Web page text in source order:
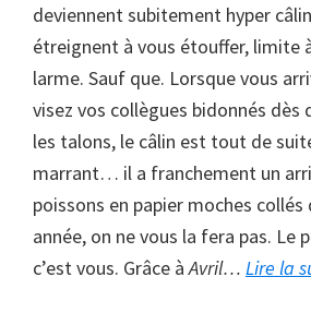
deviennent subitement hyper
étreignent à vous étouffer, limite
larme. Sauf que. Lorsque vous
visez vos collègues bidonnés dès
les talons, le câlin est tout de
marrant… il a franchement un
poissons en papier moches
année, on ne vous la fera pas. Le
c’est vous. Grâce àAvril… Lire la